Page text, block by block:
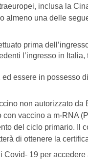
inclusa la
almeno una delle
prima
l’ingresso in
essere in possesso
non autorizzato da
vaccino a m-RNA
del ciclo primario. Il
di ottenere la
19 per